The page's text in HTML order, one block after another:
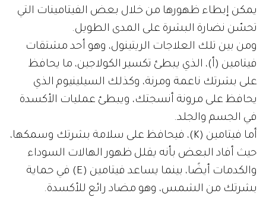
يمكن إبطاء ظهورها من خلال بعض الفيتامينات التي
تحسّن نضارة البشرة على المدى الطويل.
ومن بين تلك العلاجات الريتينول، وهو أحد مشتقات
فيتامين (أ)، الذي يبطئ تكسير الكولاجين، ما يحافظ
على بشرتك ناعمة ومرنة، وكذلك السيلينيوم الذي
يحافظ على مرونة أنسجتك، ويبطئ عمليات الأكسدة
في الجسم والجلد.
أما فيتامين (K)، فيحافظ على سلامة بشرتك وسمكها،
حيث أفاد البعض بأنه يقلل ظهور الهالات السوداء
والكدمات أيضًا، بينما يساعد فيتامين (E) في حماية
بشرتك من الشمس، وهو مضاد رائع للأكسدة.